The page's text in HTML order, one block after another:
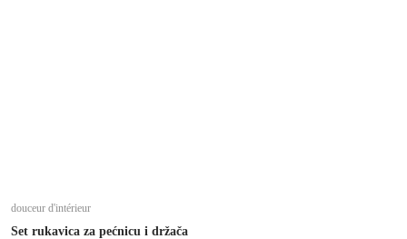
douceur d'intérieur
Set rukavica za pećnicu i držača